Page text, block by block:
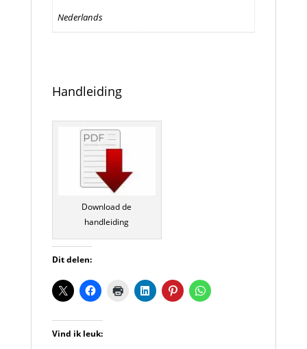
Nederlands
Handleiding
Download de
handleiding
Dit delen:
Vind ik leuk: